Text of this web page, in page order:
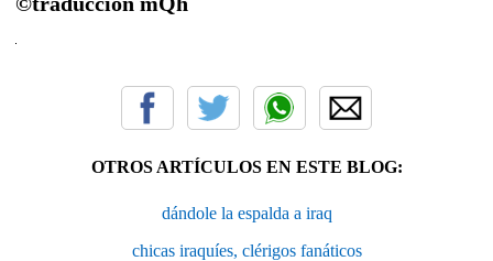
OTROS ARTÍCULOS EN ESTE BLOG:
dándole la espalda a iraq
chicas iraquíes, clérigos fanáticos